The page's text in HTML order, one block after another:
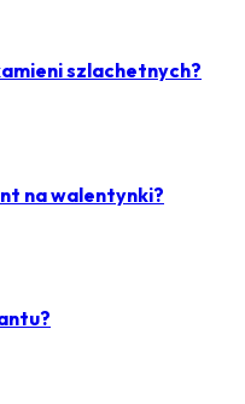
szlachetnych?
na walentynki?